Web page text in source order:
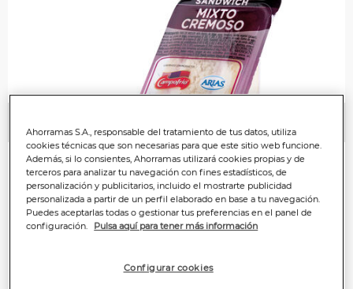
Anterior
Ahorramas S.A., responsable del tratamiento de tus datos, utiliza
cookies técnicas que son necesarias para que este sitio web funcione.
Además, si lo consientes, Ahorramas utilizará cookies propias y de
terceros para analizar tu navegación con fines estadísticos, de
personalización y publicitarios, incluido el mostrarte publicidad
personalizada a partir de un perfil elaborado en base a tu navegación.
Puedes aceptarlas todas o gestionar tus preferencias en el panel de
configuración.
Pulsa aquí para tener más información
Configurar cookies